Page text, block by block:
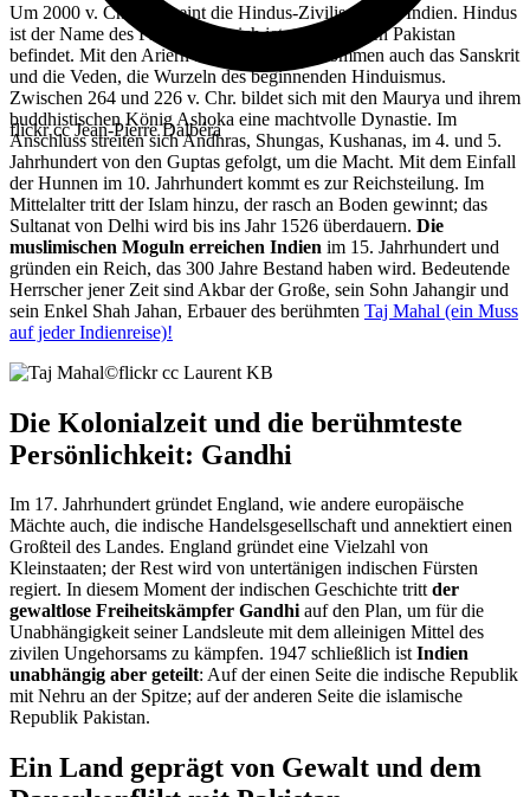
flickr cc Jean-Pierre Dalbéra
Um 2000 v. Chr. erscheint die Hindus-Zivilisation in Indien. Hindus
ist der Name des Flusses, der sich jetzt im heutigen Pakistan
befindet. Mit den Ariern aus Zentralasien kommen auch das Sanskrit
und die Veden, die Wurzeln des beginnenden Hinduismus.
Zwischen 264 und 226 v. Chr. bildet sich mit den Maurya und ihrem
buddhistischen König Ashoka eine machtvolle Dynastie. Im
Anschluss streiten sich Andhras, Shungas, Kushanas, im 4. und 5.
Jahrhundert von den Guptas gefolgt, um die Macht. Mit dem Einfall
der Hunnen im 10. Jahrhundert kommt es zur Reichsteilung. Im
Mittelalter tritt der Islam hinzu, der rasch an Boden gewinnt; das
Sultanat von Delhi wird bis ins Jahr 1526 überdauern. Die
muslimischen Moguln erreichen Indien im 15. Jahrhundert und
gründen ein Reich, das 300 Jahre Bestand haben wird. Bedeutende
Herrscher jener Zeit sind Akbar der Große, sein Sohn Jahangir und
sein Enkel Shah Jahan, Erbauer des berühmten Taj Mahal (ein Muss
auf jeder Indienreise)!
©flickr cc Laurent KB
Die Kolonialzeit und die berühmteste
Persönlichkeit: Gandhi
Im 17. Jahrhundert gründet England, wie andere europäische
Mächte auch, die indische Handelsgesellschaft und annektiert einen
Großteil des Landes. England gründet eine Vielzahl von
Kleinstaaten; der Rest wird von untertänigen indischen Fürsten
regiert. In diesem Moment der indischen Geschichte trittder
gewaltlose Freiheitskämpfer Gandhiauf den Plan, um für die
Unabhängigkeit seiner Landsleute mit dem alleinigen Mittel des
zivilen Ungehorsams zu kämpfen. 1947 schließlich istIndien
unabhängig aber geteilt: Auf der einen Seite die indische Republik
mit Nehru an der Spitze; auf der anderen Seite die islamische
Republik Pakistan.
Ein Land geprägt von Gewalt und dem